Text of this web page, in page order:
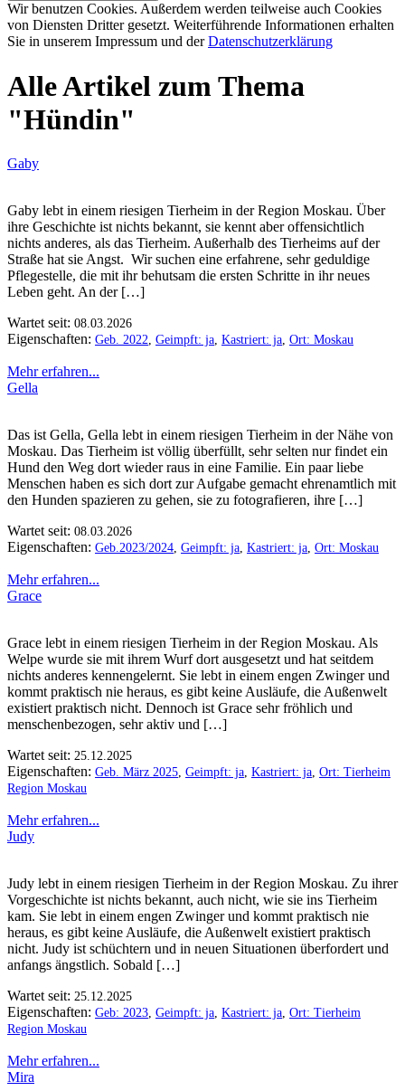
Wir benutzen Cookies. Außerdem werden teilweise auch Cookies
von Diensten Dritter gesetzt. Weiterführende Informationen erhalten
Sie in unserem Impressum und derDatenschutzerklärung
Alle Artikel zum Thema
"Hündin"
Gaby
Gaby lebt in einem riesigen Tierheim in der Region Moskau. Über
ihre Geschichte ist nichts bekannt, sie kennt aber offensichtlich
nichts anderes, als das Tierheim. Außerhalb des Tierheims auf der
Straße hat sie Angst. Wir suchen eine erfahrene, sehr geduldige
Pflegestelle, die mit ihr behutsam die ersten Schritte in ihr neues
Leben geht. An der […]
Wartet seit: 08.03.2026
Eigenschaften: Geb. 2022 Geimpft: ja Kastriert: ja Ort: Moskau
Mehr erfahren...
Gella
Das ist Gella, Gella lebt in einem riesigen Tierheim in der Nähe von
Moskau. Das Tierheim ist völlig überfüllt, sehr selten nur findet ein
Hund den Weg dort wieder raus in eine Familie. Ein paar liebe
Menschen haben es sich dort zur Aufgabe gemacht ehrenamtlich mit
den Hunden spazieren zu gehen, sie zu fotografieren, ihre […]
Wartet seit: 08.03.2026
Eigenschaften: Geb.2023/2024 Geimpft: ja Kastriert: ja Ort: Moskau
Mehr erfahren...
Grace
Grace lebt in einem riesigen Tierheim in der Region Moskau. Als
Welpe wurde sie mit ihrem Wurf dort ausgesetzt und hat seitdem
nichts anderes kennengelernt. Sie lebt in einem engen Zwinger und
kommt praktisch nie heraus, es gibt keine Ausläufe, die Außenwelt
existiert praktisch nicht. Dennoch ist Grace sehr fröhlich und
menschenbezogen, sehr aktiv und […]
Wartet seit: 25.12.2025
Eigenschaften: Geb. März 2025 Geimpft: ja Kastriert: ja Ort: Tierheim
Region Moskau
Mehr erfahren...
Judy
Judy lebt in einem riesigen Tierheim in der Region Moskau. Zu ihrer
Vorgeschichte ist nichts bekannt, auch nicht, wie sie ins Tierheim
kam. Sie lebt in einem engen Zwinger und kommt praktisch nie
heraus, es gibt keine Ausläufe, die Außenwelt existiert praktisch
nicht. Judy ist schüchtern und in neuen Situationen überfordert und
anfangs ängstlich. Sobald […]
Wartet seit: 25.12.2025
Eigenschaften: Geb: 2023 Geimpft: ja Kastriert: ja Ort: Tierheim
Region Moskau
Mehr erfahren...
Mira